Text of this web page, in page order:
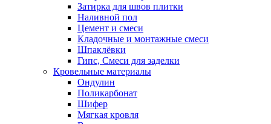
Затирка для швов плитки
Наливной пол
Цемент и смеси
Кладочные и монтажные смеси
Шпаклёвки
Гипс, Смеси для заделки
Кровельные материалы
Ондулин
Поликарбонат
Шифер
Мягкая кровля